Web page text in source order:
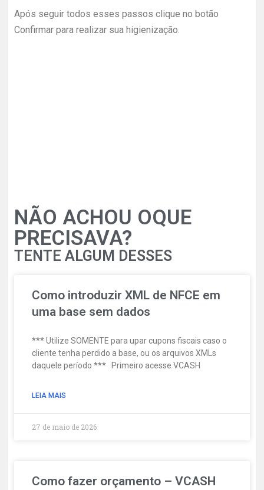
Após seguir todos esses passos clique no botão
Confirmar para realizar sua higienização.
NÃO ACHOU OQUE
PRECISAVA?
TENTE ALGUM DESSES
Como introduzir XML de NFCE em
uma base sem dados
*** Utilize SOMENTE para upar cupons fiscais caso o
cliente tenha perdido a base, ou os arquivos XMLs
daquele período *** Primeiro acesse VCASH
LEIA MAIS
27 de maio de 2026
Como fazer orçamento – VCASH